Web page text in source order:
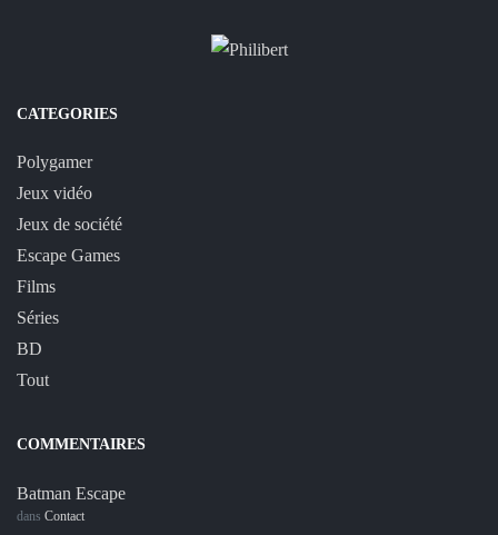
CATEGORIES
Polygamer
Jeux vidéo
Jeux de société
Escape Games
Films
Séries
BD
Tout
COMMENTAIRES
Batman Escape
dans Contact